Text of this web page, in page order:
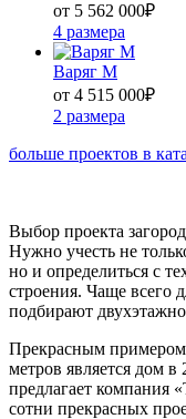
от 5 562 000₽
4 размера
Варяг М
от 4 515 000₽
2 размера
больше проектов в
Выбор проекта
Нужно учесть не
но и определиться с
строения. Чаще всего
подбирают
Прекрасным
метров является дом
предлагает компания
сотни прекрасных